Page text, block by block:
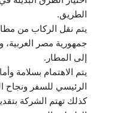
الطريق.
يتم نقل الركاب من
جمهورية مصر
إلى المطار.
يتم الاهتمام بسلامة
الرئيسي للسفر ونجاح
كذلك تهتم الشركة